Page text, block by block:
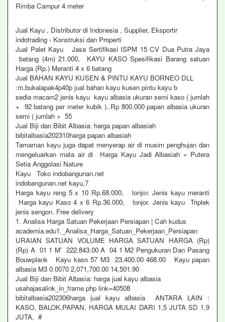
Rimba Campur 4 meter
Jual Kayu , Distributor di Indonesia , Supplier, Eksportir
indotrading › Konstruksi dan Properti
Jual Palet Kayu Jasa Sertifikasi ISPM 15 CV Dua Putra Jaya
batang (4m) 21.000, KAYU KASO Spesifikasi Barang satuan
Harga (Rp.) Meranti 4 x 6 batang
Jual BAHAN KAYU KUSEN & PINTU KAYU BORNEO DLL
:m.bukalapak4p40p jual bahan kayu kusen pintu kayu b
sedia macam2 jenis kayu kayu albasia ukuran semi kaso ( jumlah
+ 92 batang per meter kubik )..Rp 800.000 papan albasia ukuran
semi ( jumlah + 55
Jual Biji dan Bibit Albasia: harga papan albasiah
bibitalbasia202310harga papan albasiah
Tamaman kayu juga dapat menyerap air di musim penghujan dan
mengeluarkan mata air di Harga Kayu Jadi Albasiah « Putera
Setia Anggolasi Nature
Kayu Toko indobangunan.net
indobangunan.net kayu,7
Harga kayu reng 5 x 10 Rp.68.000, lonjor. Jenis kayu meranti
Harga kayu Kaso 4 x 6 Rp.36.000, lonjor. Jenis kayu Triplek
jenis sengon. Free delivery
1. Analisa Harga Satuan Pekerjaan Persiapan | Cah kudus
academia.edu1._Analisa_Harga_Satuan_Pekerjaan_Persiapan
URAIAN SATUAN VOLUME HARGA SATUAN HARGA (Rp)
(Rp) A 01 1 M' 222,843.00 A 04 1 M2 Pengukuran Dan Pasang
Bouwplank Kayu kaso 57 M3 23,400.00 468.00 Kayu papan
albasia M3 0.0070 2,071,700.00 14,501.90
Jual Biji dan Bibit Albasia: harga jual kayu albasia
usahajasalink_in_frame.php link=40508
bibitalbasia202306harga jual kayu albasia‎ ANTARA LAIN :
KASO, BALOK,PAPAN, HARGA MULAI DARI 1,5 JUTA SD 1,9
JUTA, #